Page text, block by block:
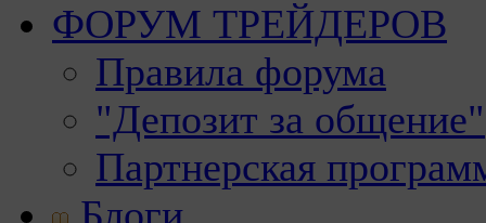
ФОРУМ ТРЕЙДЕРОВ
Правила форума
"Депозит за общение"
Партнерская